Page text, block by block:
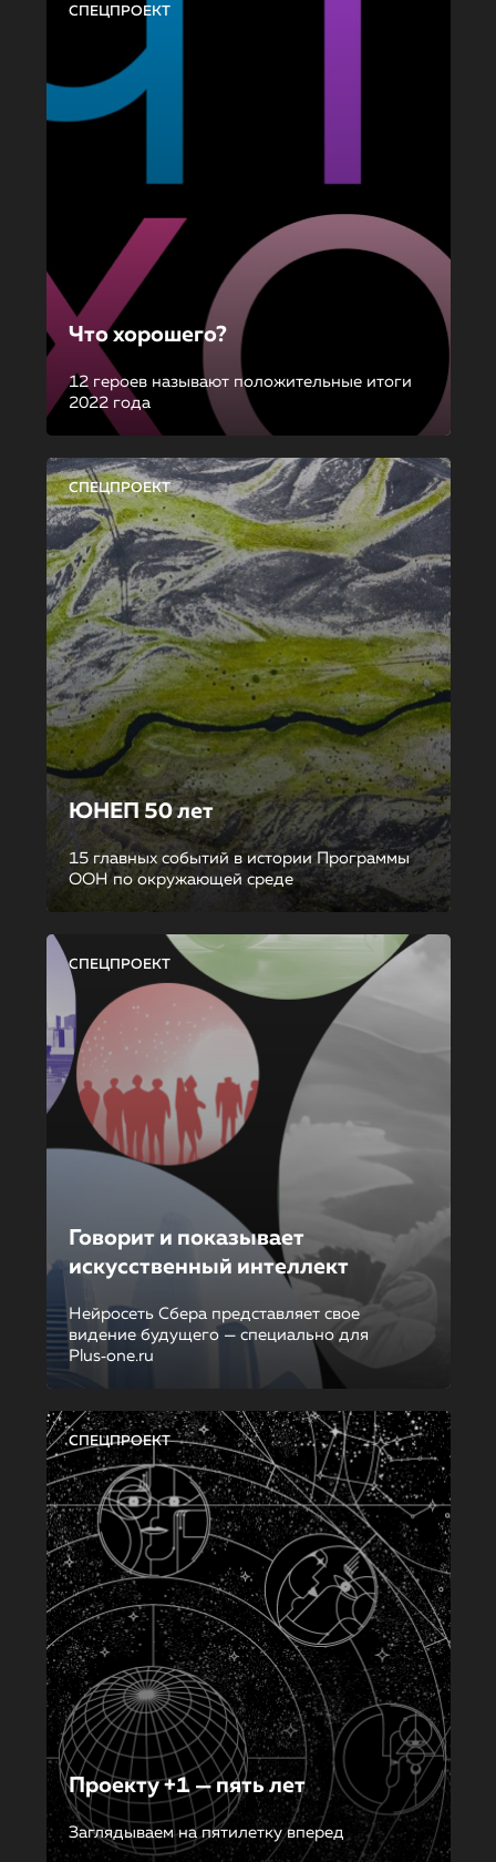
СПЕЦПРОЕКТ
Что хорошего?
12 героев называют положительные итоги
2022 года
СПЕЦПРОЕКТ
ЮНЕП 50 лет
15 главных событий в истории Программы
ООН по окружающей среде
СПЕЦПРОЕКТ
Говорит и показывает
искусственный интеллект
Нейросеть Сбера представляет свое
видение будущего — специально для
Plus‑one.ru
СПЕЦПРОЕКТ
Проекту +1 — пять лет
Заглядываем на пятилетку вперед